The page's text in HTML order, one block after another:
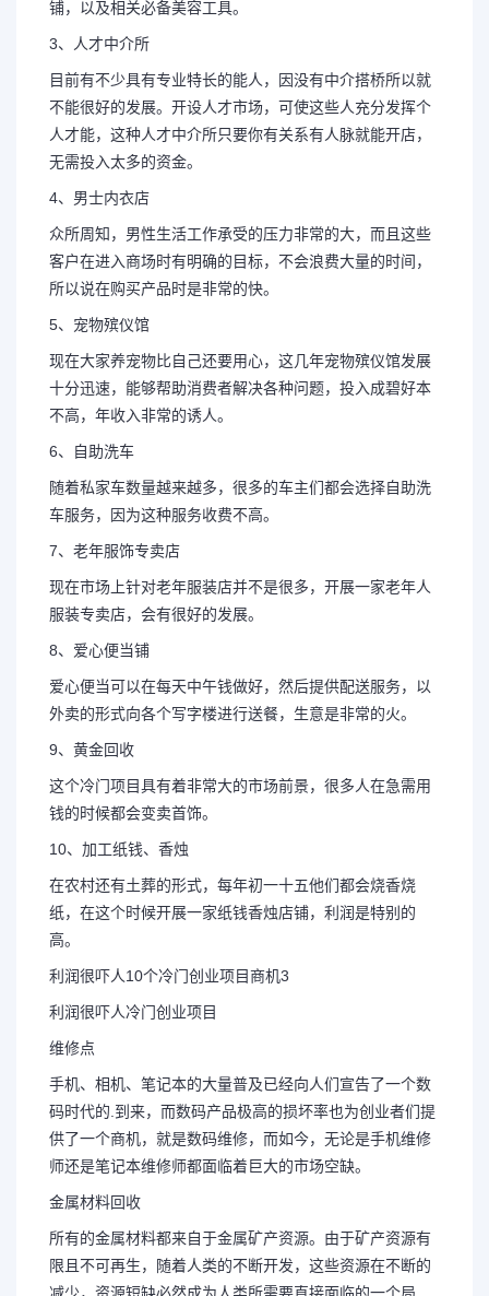
铺，以及相关必备美容工具。
3、人才中介所
目前有不少具有专业特长的能人，因没有中介搭桥所以就
不能很好的发展。开设人才市场，可使这些人充分发挥个
人才能，这种人才中介所只要你有关系有人脉就能开店，
无需投入太多的资金。
4、男士内衣店
众所周知，男性生活工作承受的压力非常的大，而且这些
客户在进入商场时有明确的目标，不会浪费大量的时间，
所以说在购买产品时是非常的快。
5、宠物殡仪馆
现在大家养宠物比自己还要用心，这几年宠物殡仪馆发展
十分迅速，能够帮助消费者解决各种问题，投入成碧好本
不高，年收入非常的诱人。
6、自助洗车
随着私家车数量越来越多，很多的车主们都会选择自助洗
车服务，因为这种服务收费不高。
7、老年服饰专卖店
现在市场上针对老年服装店并不是很多，开展一家老年人
服装专卖店，会有很好的发展。
8、爱心便当铺
爱心便当可以在每天中午钱做好，然后提供配送服务，以
外卖的形式向各个写字楼进行送餐，生意是非常的火。
9、黄金回收
这个冷门项目具有着非常大的市场前景，很多人在急需用
钱的时候都会变卖首饰。
10、加工纸钱、香烛
在农村还有土葬的形式，每年初一十五他们都会烧香烧
纸，在这个时候开展一家纸钱香烛店铺，利润是特别的
高。
利润很吓人10个冷门创业项目商机3
利润很吓人冷门创业项目
维修点
手机、相机、笔记本的大量普及已经向人们宣告了一个数
码时代的.到来，而数码产品极高的损坏率也为创业者们提
供了一个商机，就是数码维修，而如今，无论是手机维修
师还是笔记本维修师都面临着巨大的市场空缺。
金属材料回收
所有的金属材料都来自于金属矿产资源。由于矿产资源有
限且不可再生，随着人类的不断开发，这些资源在不断的